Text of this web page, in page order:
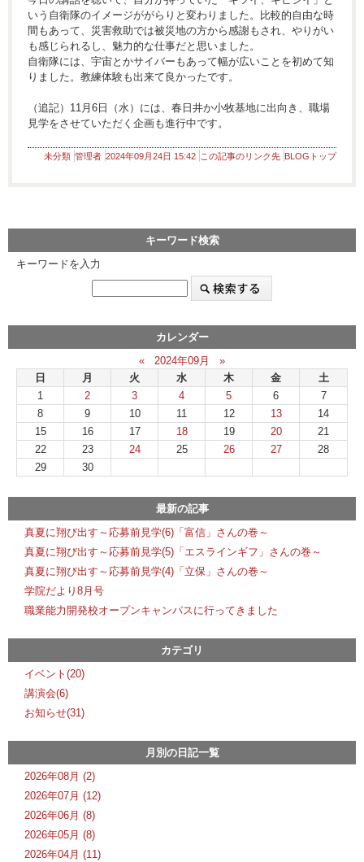
いう自衛隊のイメージががらりと変わりました。比較的自由な時
間もあって、災害救助では被災地の方から感謝もされ、やりがい
も感じられるし、魅力的な仕事だと思いました。
自衛隊には、宇宙とかサイバーもあって幅が広いことを初めて知
りました。教練体験も出来て良かったです。
（追記）11月6日（水）には、春日井か小牧基地に出向き、職場
見学をさせていただく企画も進行中です。
未分類 管理者 2024年09月24日 15:42 この記事のリンク先 BLOGトップ
キーワード検索
キーワードを入力
カレンダー
«
2024年09月
»
日
月 火 水 木 金
土
1
2 3 4 5 6
7
8
9 10 11 12 13
14
15
16 17 18 19 20
21
22
23 24 25 26 27
28
29
30
最新の記事
真夏に翔び出す～応募前見学(6)「富信」さんの巻～
真夏に翔び出す～応募前見学(5)「エスラインギフ」さんの巻～
真夏に翔び出す～応募前見学(4)「立保」さんの巻～
学院だより8月号
職業能力開発校オープンキャンパスに行ってきました
カテゴリ
イベント(20)
講演会(6)
お知らせ(31)
月別の日記一覧
2026年08月 (2)
2026年07月 (12)
2026年06月 (8)
2026年05月 (8)
2026年04月 (11)